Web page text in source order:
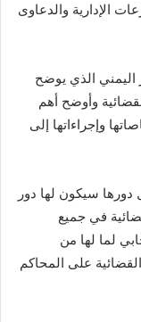
الإدارية والدعاوى
(152) من الدستور اليمني الذي يوضح
وأوضح أهم
وإجراءاتها إلى
دورها سيكون لها دور
في جميع
لما لها من
على المحاكم